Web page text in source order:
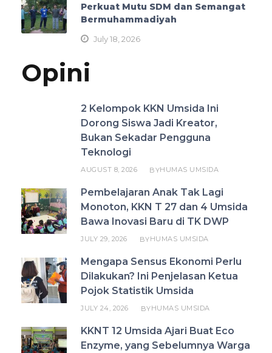
Perkuat Mutu SDM dan Semangat
Bermuhammadiyah
July 18, 2026
Opini
2 Kelompok KKN Umsida Ini
Dorong Siswa Jadi Kreator,
Bukan Sekadar Pengguna
Teknologi
AUGUST 8, 2026 BYHUMAS UMSIDA
Pembelajaran Anak Tak Lagi
Monoton, KKN T 27 dan 4 Umsida
Bawa Inovasi Baru di TK DWP
JULY 29, 2026 BYHUMAS UMSIDA
Mengapa Sensus Ekonomi Perlu
Dilakukan? Ini Penjelasan Ketua
Pojok Statistik Umsida
JULY 24, 2026 BYHUMAS UMSIDA
KKNT 12 Umsida Ajari Buat Eco
Enzyme, yang Sebelumnya Warga